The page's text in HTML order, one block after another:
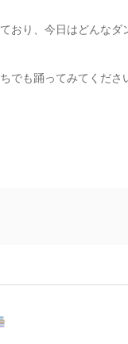
おり、今日はどんな
でも踊ってみてくださ